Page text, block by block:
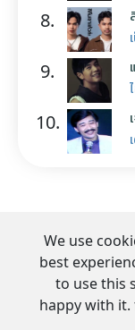
8.
9.
10.
We use
best
to use this
happy with